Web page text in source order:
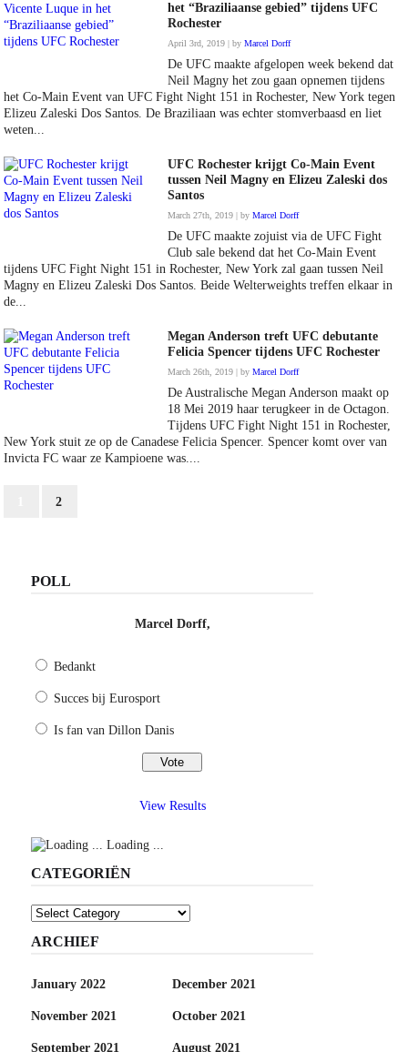
het “Braziliaanse gebied” tijdens UFC
Rochester
April 3rd, 2019 | byMarcel Dorff
De UFC maakte afgelopen week bekend dat
Neil Magny het zou gaan opnemen tijdens
het Co-Main Event van UFC Fight Night 151 in Rochester, New York tegen
Elizeu Zaleski Dos Santos. De Braziliaan was echter stomverbaasd en liet
weten...
UFC Rochester krijgt Co-Main Event
tussen Neil Magny en Elizeu Zaleski dos
Santos
March 27th, 2019 | byMarcel Dorff
De UFC maakte zojuist via de UFC Fight
Club sale bekend dat het Co-Main Event
tijdens UFC Fight Night 151 in Rochester, New York zal gaan tussen Neil
Magny en Elizeu Zaleski Dos Santos. Beide Welterweights treffen elkaar in
de...
Megan Anderson treft UFC debutante
Felicia Spencer tijdens UFC Rochester
March 26th, 2019 | byMarcel Dorff
De Australische Megan Anderson maakt op
18 Mei 2019 haar terugkeer in de Octagon.
Tijdens UFC Fight Night 151 in Rochester,
New York stuit ze op de Canadese Felicia Spencer. Spencer komt over van
Invicta FC waar ze Kampioene was....
2
POLL
Marcel Dorff,
Bedankt
Succes bij Eurosport
Is fan van Dillon Danis
View Results
Loading ...
CATEGORIËN
Categoriën
ARCHIEF
January 2022 December 2021
November 2021 October 2021
September 2021 August 2021